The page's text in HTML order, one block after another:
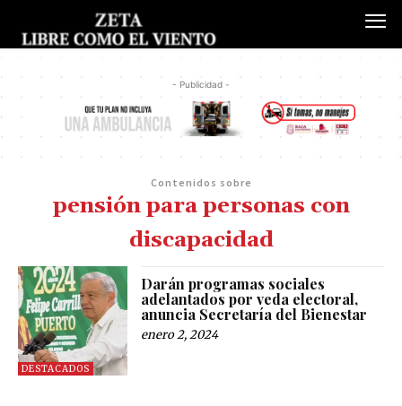
- Publicidad -
Contenidos sobre
pensión para personas con
discapacidad
DESTACADOS
Darán programas sociales
adelantados por veda electoral,
anuncia Secretaría del Bienestar
enero 2, 2024